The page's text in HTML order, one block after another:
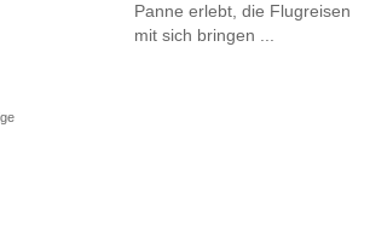
Panne erlebt, die Flugreisen
mit sich bringen ...